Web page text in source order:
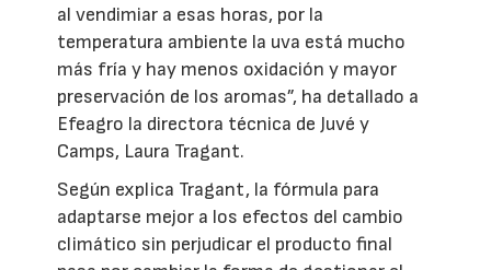
al vendimiar a esas horas, por la
temperatura ambiente la uva está mucho
más fría y hay menos oxidación y mayor
preservación de los aromas”, ha detallado a
Efeagro la directora técnica de Juvé y
Camps, Laura Tragant.
Según explica Tragant, la fórmula para
adaptarse mejor a los efectos del cambio
climático sin perjudicar el producto final